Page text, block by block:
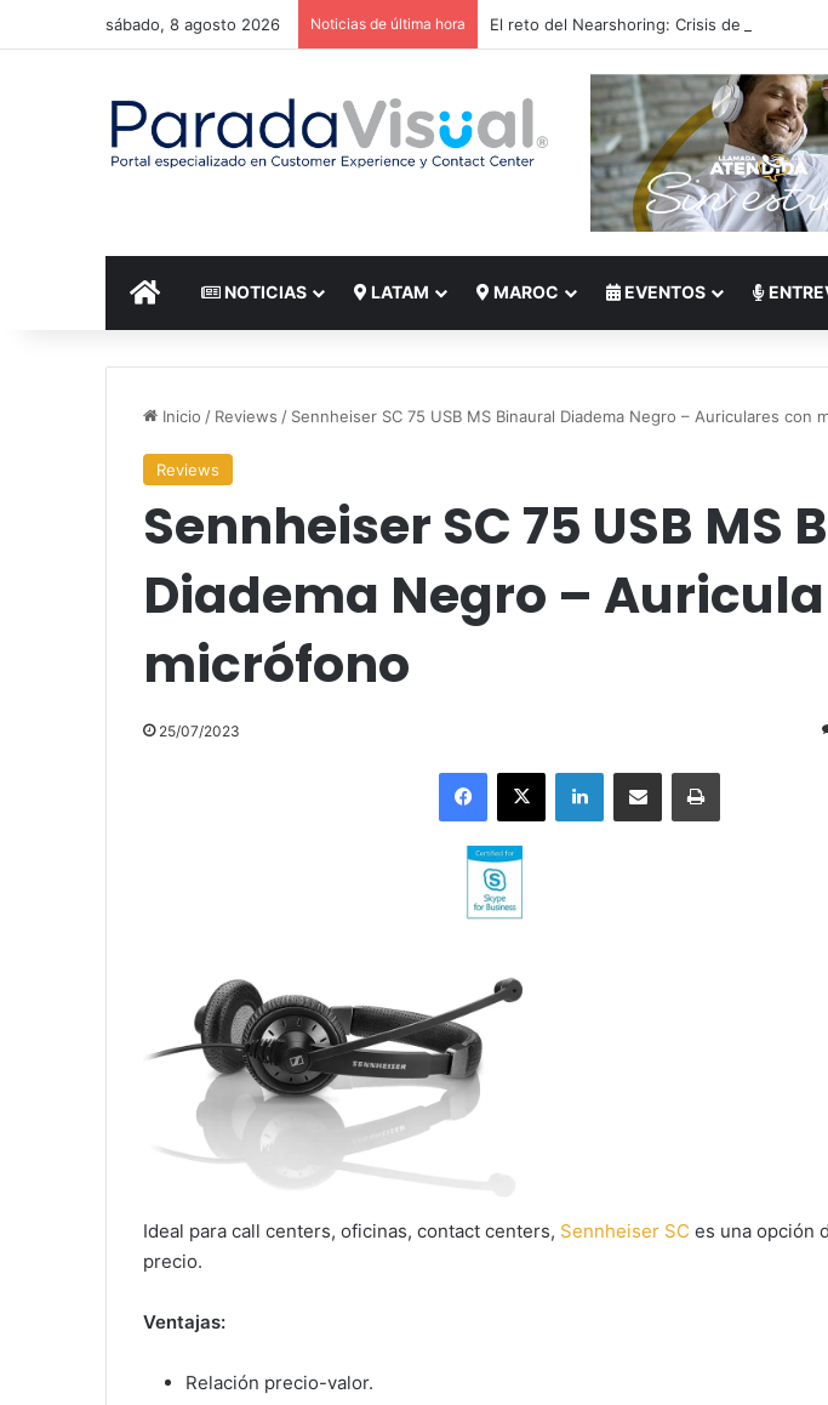
sábado, 8 agosto 2026 Noticias de última hora El reto del Nearshoring: Crisis de talento
INICIO NOTICIAS LATAM MAROC EVENTOS
Inicio / Reviews / Sennheiser SC 75 USB MS Binaural Diadema Negro – Auriculares con
Reviews
Sennheiser SC 75 USB MS
Diadema Negro –
micrófono
25/07/2023
Facebook
X LinkedInCompartir por correo electrónicoImprimir
Ideal para call centers, oficinas, contact centers, Sennheiser SC es una opción
precio.
Ventajas:
Relación precio-valor.